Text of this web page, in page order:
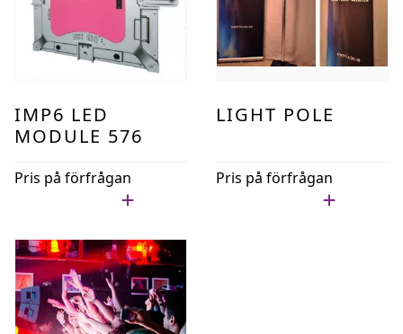
IMP6 LED
MODULE 576
Pris på förfrågan
LIGHT POLE
Pris på förfrågan